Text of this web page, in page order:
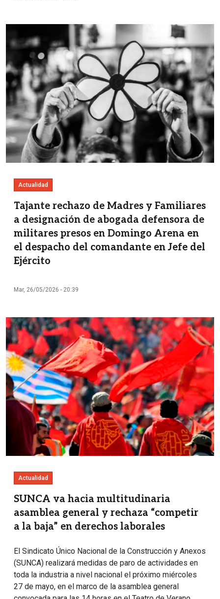
Actualidad
Tajante rechazo de Madres y Familiares
a designación de abogada defensora de
militares presos en Domingo Arena en
el despacho del comandante en Jefe del
Ejército
Mar, 26/05/2026 - 20:39
Imagen
Actualidad
SUNCA va hacia multitudinaria
asamblea general y rechaza “competir
a la baja” en derechos laborales
El Sindicato Único Nacional de la Construcción y Anexos
(SUNCA) realizará medidas de paro de actividades en
toda la industria a nivel nacional el próximo miércoles
27 de mayo, en el marco de la asamblea general